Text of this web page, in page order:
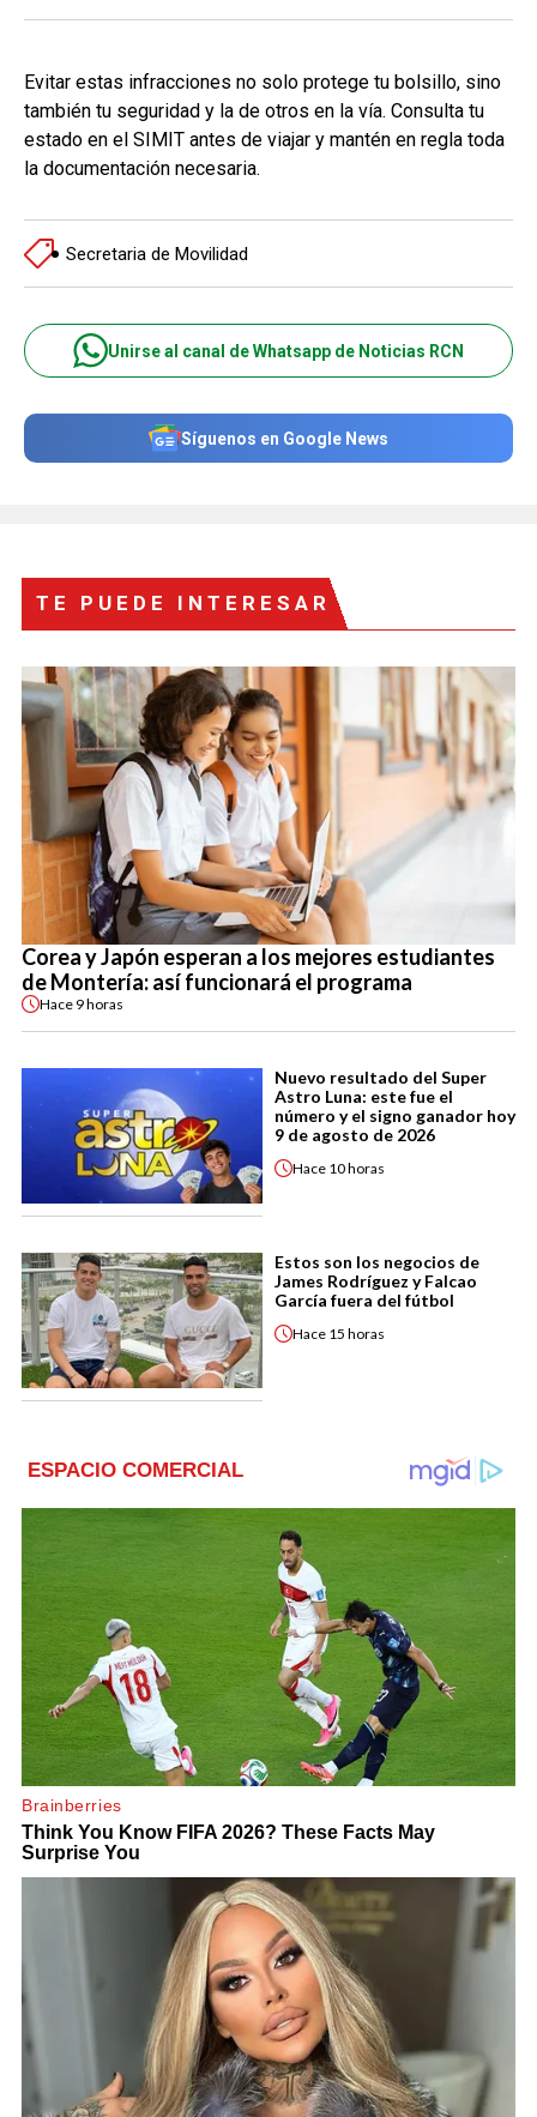
Evitar estas infracciones no solo protege tu bolsillo, sino
también tu seguridad y la de otros en la vía. Consulta tu
estado en el SIMIT antes de viajar y mantén en regla toda
la documentación necesaria.
Secretaria de Movilidad
Unirse al canal de Whatsapp de Noticias RCN
Síguenos en Google News
TE PUEDE INTERESAR
Corea y Japón esperan a los mejores estudiantes
de Montería: así funcionará el programa
Hace 9 horas
Nuevo resultado del Super
Astro Luna: este fue el
número y el signo ganador hoy
9 de agosto de 2026
Hace 10 horas
Estos son los negocios de
James Rodríguez y Falcao
García fuera del fútbol
Hace 15 horas